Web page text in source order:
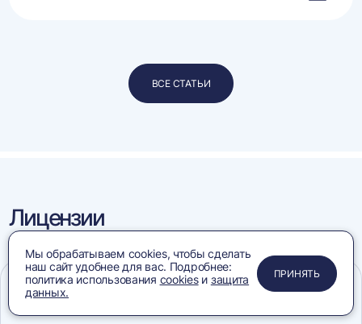
ВСЕ СТАТЬИ
Лицензии
и сертификаты
ПРИМЕНИТЬ
ЗАКРЫТЬ
ЗАКРЫТЬ
ЗАКРЫТЬ
Мы обрабатываем cookies, чтобы сделать
наш сайт удобнее для вас. Подробнее:
политика использования cookiesи защита
данных.
ПРИНЯТЬ